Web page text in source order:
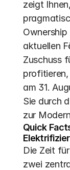
zeigt
aktuellen
Zuschuss
am 31.
Sie durch
zur
Quick
Die Zeit
zwei